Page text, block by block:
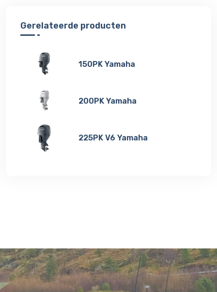
Gerelateerde producten
150PK Yamaha
200PK Yamaha
225PK V6 Yamaha